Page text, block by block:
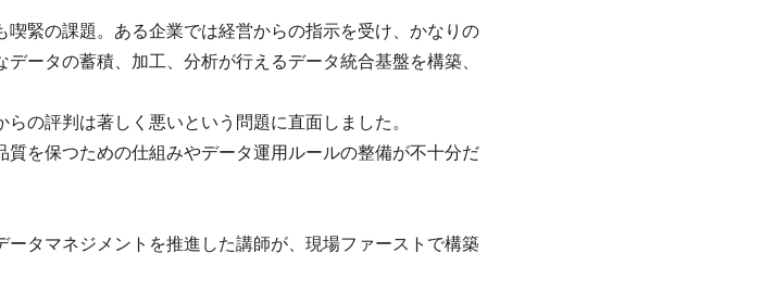
喫緊の課題。ある企業では経営からの指示を受け、かなりの
ータの蓄積、加工、分析が行えるデータ統合基盤を構築、
の評判は著しく悪いという問題に直面しました。
を保つための仕組みやデータ運用ルールの整備が不十分だ
タマネジメントを推進した講師が、現場ファーストで構築